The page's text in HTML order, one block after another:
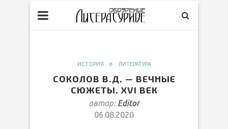
ИСТОРИЯ ЛИТЕРАТУРА
СОКОЛОВ В.Д. — ВЕЧНЫЕ
СЮЖЕТЫ. XVI ВЕК
автор: Editor
06.08.2020